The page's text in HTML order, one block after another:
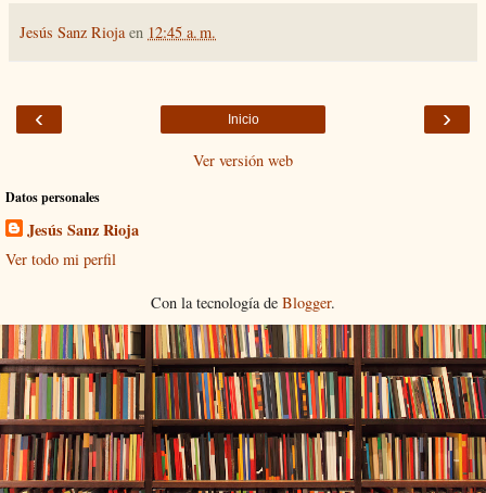
Jesús Sanz Rioja en 12:45 a. m.
‹ ›
Inicio
Ver versión web
Datos personales
Jesús Sanz Rioja
Ver todo mi perfil
Con la tecnología de Blogger.